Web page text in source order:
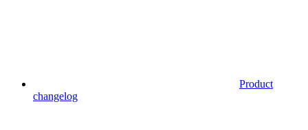
Product
changelog